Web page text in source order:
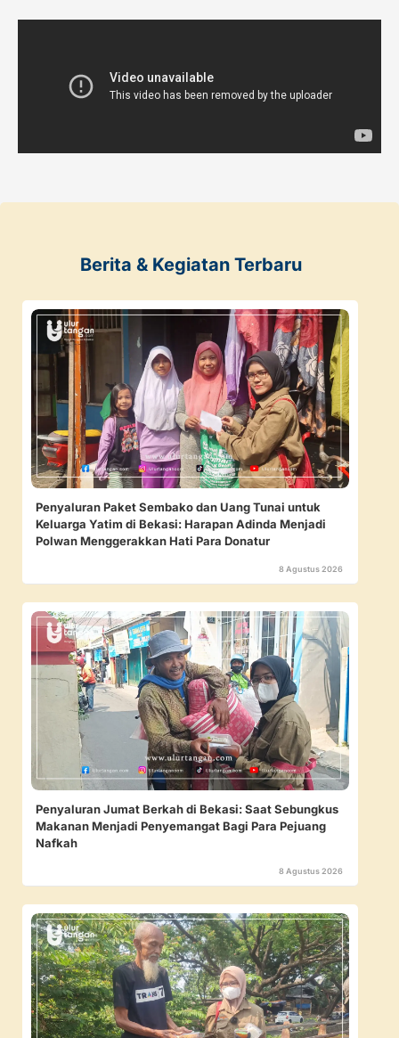
Berita & Kegiatan Terbaru
Penyaluran Paket Sembako dan Uang Tunai untuk
Keluarga Yatim di Bekasi: Harapan Adinda Menjadi
Polwan Menggerakkan Hati Para Donatur
8 Agustus 2026
Penyaluran Jumat Berkah di Bekasi: Saat Sebungkus
Makanan Menjadi Penyemangat Bagi Para Pejuang
Nafkah
8 Agustus 2026